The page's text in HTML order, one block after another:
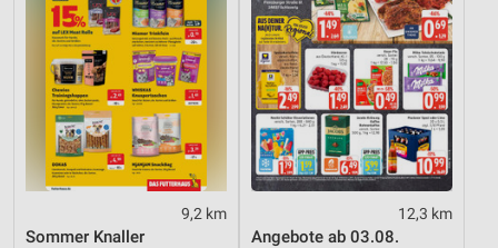
9,2 km
Sommer Knaller
12,3 km
Angebote ab 03.08.